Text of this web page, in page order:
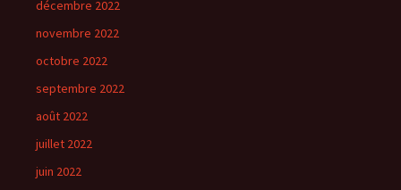
décembre 2022
novembre 2022
octobre 2022
septembre 2022
août 2022
juillet 2022
juin 2022